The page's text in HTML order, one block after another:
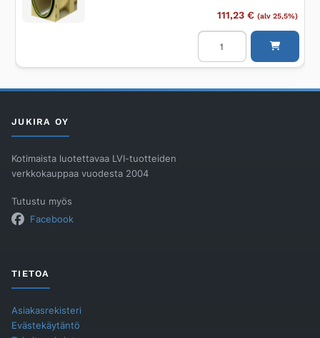
0.5M111,23 € (alv 25,5%)
Linjakuivatuskouru
DRAIN
9,
JUKIRA OY
Kotimaista luotettavaa LVI-tuotteiden
verkkokauppaa vuodesta 2004
Tutustu myös
Facebook
TIETOA
Asiakasrekisteri
Evästekäytäntö